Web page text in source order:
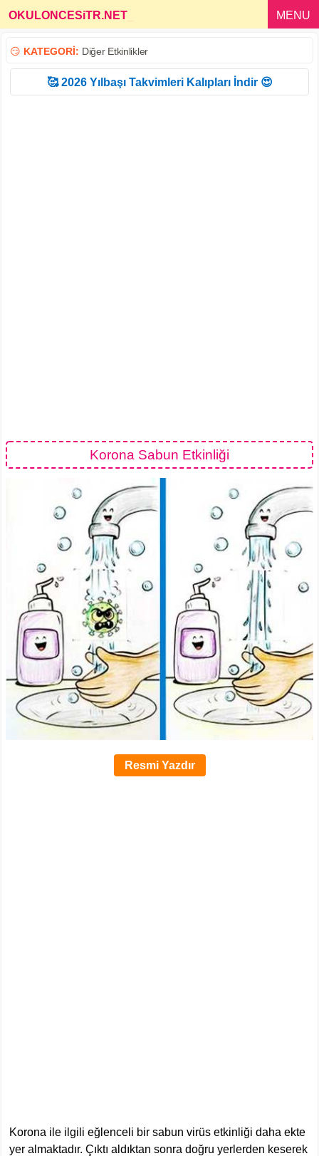
OKULONCESiTR.NET MENU
😏 KATEGORİ: Diğer Etkinlikler
🥰 2026 Yılbaşı Takvimleri Kalıpları İndir 😍
Korona Sabun Etkinliği
Resmi Yazdır
Korona ile ilgili eğlenceli bir sabun virüs etkinliği daha ekte
yer almaktadır. Çıktı aldıktan sonra doğru yerlerden keserek